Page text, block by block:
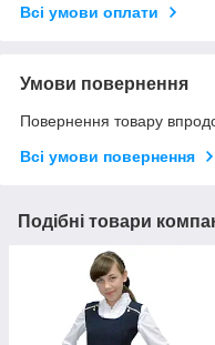
Всі умови оплати
Умови повернення
Повернення товару
Всі умови повернення
Подібні товари